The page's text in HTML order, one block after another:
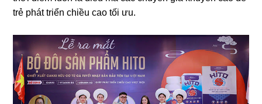
trẻ phát triển chiều cao tối ưu.